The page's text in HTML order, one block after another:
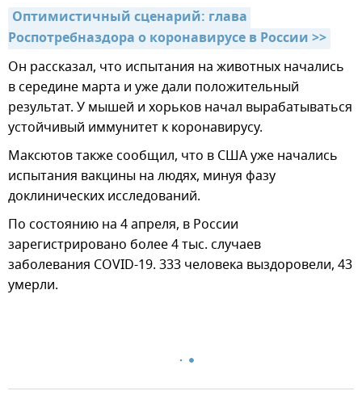
Оптимистичный сценарий: глава
Роспотребназдора о коронавирусе в России >>
Он рассказал, что испытания на животных начались
в середине марта и уже дали положительный
результат. У мышей и хорьков начал вырабатываться
устойчивый иммунитет к коронавирусу.
Максютов также сообщил, что в США уже начались
испытания вакцины на людях, минуя фазу
доклинических исследований.
По состоянию на 4 апреля, в России
зарегистрировано более 4 тыс. случаев
заболевания COVID-19. 333 человека выздоровели, 43
умерли.